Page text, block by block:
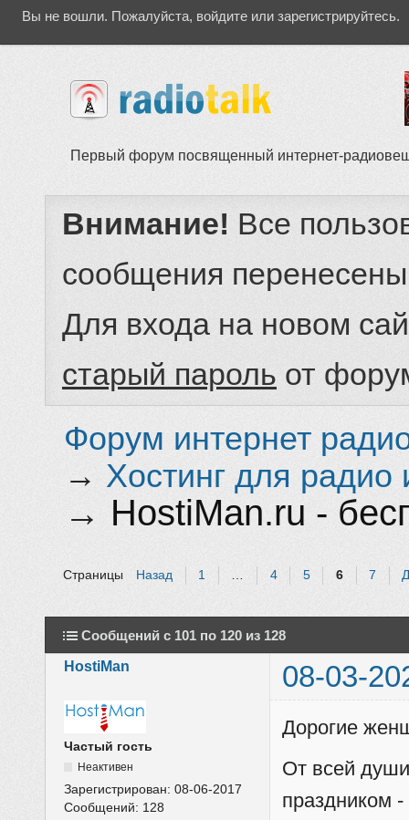
Вы не вошли. Пожалуйста, войдите или зарегистрируйтесь.
Первый форум посвященный интернет-
Внимание! Все
сообщения
Для входа на новом
старый пароль от
Форум интернет
→ Хостинг для радио
→ HostiMan.ru -
Страницы Назад 1 … 4 5 6 7
Сообщений с 101 по 120 из 128
HostiMan
08-03-
Частый гость
Неактивен
Зарегистрирован:08-06-2017
Сообщений: 128
Дорогие
От всей
праздником